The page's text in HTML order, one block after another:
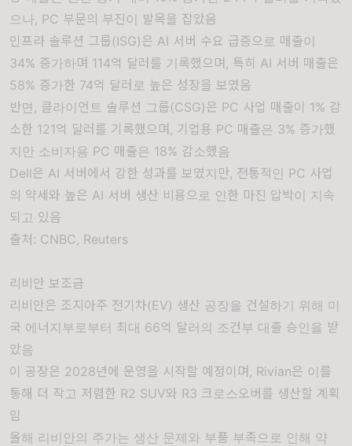
으나, PC 부문의 부진이 발목을 잡았음
인프라 솔루션 그룹(ISG)은 AI 서버 수요 급증으로 매출이
34% 증가하며 114억 달러를 기록했으며, 특히 AI 서버 매출은
58% 증가한 74억 달러로 높은 성장을 보였음
반면, 클라이언트 솔루션 그룹(CSG)은 PC 사업 매출이 1% 감
소한 121억 달러를 기록했으며, 기업용 PC 매출은 3% 증가했
지만 소비자용 PC 매출은 18% 감소했음
Dell은 AI 서버에서 강한 성과를 보였지만, 전통적인 PC 사업
의 약세와 높은 AI 서버 생산 비용으로 인한 마진 압박이 지속
되고 있음
출처: CNBC, Reuters
리비안 보조금
리비안은 조지아주 전기차(EV) 생산 공장을 건설하기 위해 미
국 에너지부로부터 최대 66억 달러의 조건부 대출 승인을 받
았음
이 공장은 2028년에 운영을 시작할 예정이며, Rivian은 이를
통해 더 작고 저렴한 R2 SUV와 R3 크로스오버를 생산할 계획
임
올해 리비안의 주가는 생산 문제와 부품 부족으로 인해 약